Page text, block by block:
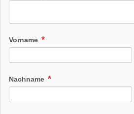
Vorname
Nachname